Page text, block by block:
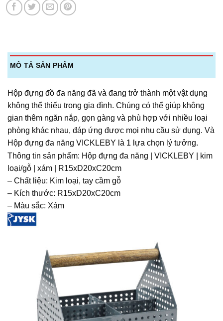
MÔ TẢ SẢN PHẨM
Hộp đựng đồ đa năng đã và đang trở thành một vật dụng
không thể thiếu trong gia đình. Chúng có thể giúp không
gian thêm ngăn nắp, gọn gàng và phù hợp với nhiều loại
phòng khác nhau, đáp ứng được mọi nhu cầu sử dụng. Và
Hộp đựng đa năng VICKLEBY là 1 lựa chọn lý tưởng.
Thông tin sản phẩm: Hộp đựng đa năng | VICKLEBY | kim
loại/gỗ | xám | R15xD20xC20cm
– Chất liệu: Kim loại, tay cầm gỗ
– Kích thước: R15xD20xC20cm
– Màu sắc: Xám